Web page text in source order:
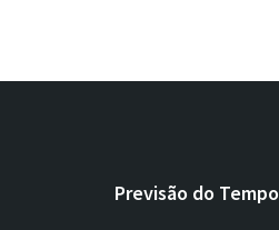
Previsão do Tempo